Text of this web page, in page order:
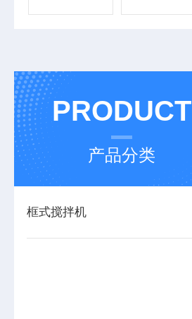
PRODUCT
产品分类
框式搅拌机